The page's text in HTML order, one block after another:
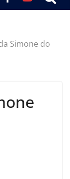
Simone do